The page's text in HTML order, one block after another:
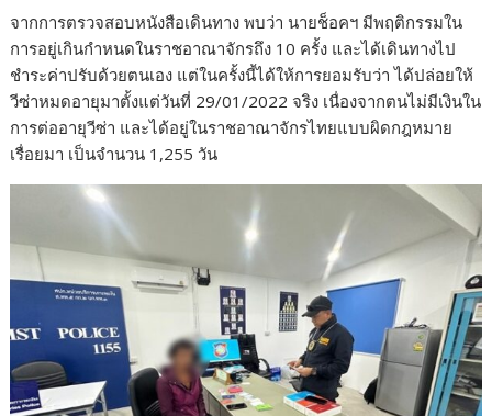
จากการตรวจสอบหนังสือเดินทาง พบว่า นายช็อคฯ มีพฤติกรรมใน
การอยู่เกินกำหนดในราชอาณาจักรถึง 10 ครั้ง และได้เดินทางไป
ชำระค่าปรับด้วยตนเอง แต่ในครั้งนี้ได้ให้การยอมรับว่า ได้ปล่อยให้
วีซ่าหมดอายุมาตั้งแต่วันที่ 29/01/2022 จริง เนื่องจากตนไม่มีเงินใน
การต่ออายุวีซ่า และได้อยู่ในราชอาณาจักรไทยแบบผิดกฎหมาย
เรื่อยมา เป็นจำนวน 1,255 วัน